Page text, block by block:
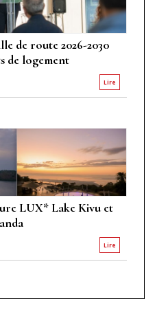
de route 2026-2030
de logement
Lire
LUX* Lake Kivu et
Lire